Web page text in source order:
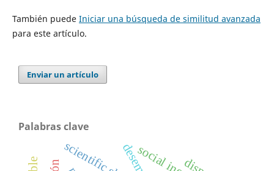
También puede Iniciar una búsqueda de similitud avanzada
para este artículo.
Enviar un artículo
Palabras clave